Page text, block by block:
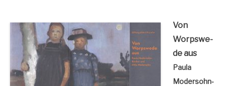
Von
Worps­we­
de aus
Pau­la
Moder­sohn-